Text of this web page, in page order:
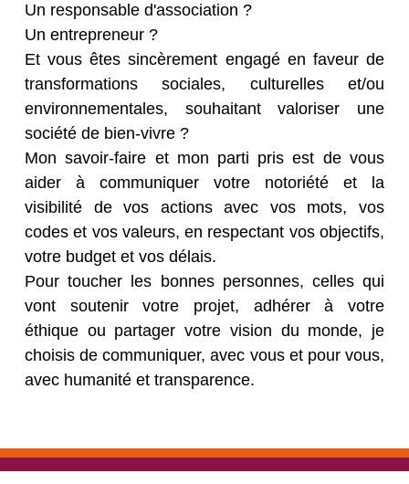
Un responsable d'association ?
Un entrepreneur ?
Et vous êtes sincèrement engagé en faveur de
transformations sociales, culturelles et/ou
environnementales, souhaitant valoriser une
société de bien-vivre ?
Mon savoir-faire et mon parti pris est de vous
aider à communiquer votre notoriété et la
visibilité de vos actions avec vos mots, vos
codes et vos valeurs, en respectant vos objectifs,
votre budget et vos délais.
Pour toucher les bonnes personnes, celles qui
vont soutenir votre projet, adhérer à votre
éthique ou partager votre vision du monde, je
choisis de communiquer, avec vous et pour vous,
avec humanité et transparence.